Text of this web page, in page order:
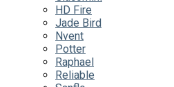
HD Fire
Jade Bird
Nvent
Potter
Raphael
Reliable